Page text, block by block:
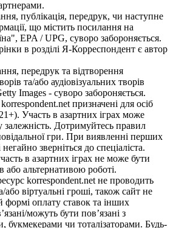
публікація, передрук, чи наступне
що містить посилання на
EPA / UPG, суворо забороняється.
в розділі Я-Корреспондент є автор
передрук та відтворення
та/або аудіовізуальних творів
Images - суворо забороняється.
призначені для осіб
Участь в азартних іграх може
залежність. Дотримуйтесь правил
гри. При виявленні перших
зверніться до спеціаліста.
в азартних іграх не може бути
або альтернативою роботі.
korrespondent.net не проводить
або віртуальні гроші, також сайт не
формі оплату ставок та інших
можуть бути пов’язані з
букмекерами чи тоталізаторами. Будь-